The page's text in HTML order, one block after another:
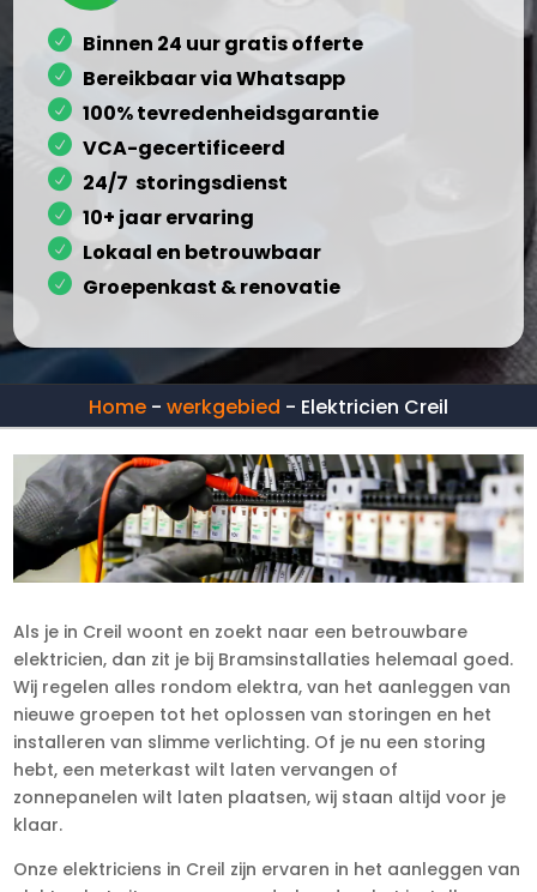
Binnen 24 uur gratis offerte
Bereikbaar via Whatsapp
100% tevredenheidsgarantie
VCA-gecertificeerd
24/7 storingsdienst
10+ jaar ervaring
Lokaal en betrouwbaar
Groepenkast & renovatie
Home - werkgebied - Elektricien Creil
Als je in Creil woont en zoekt naar een betrouwbare
elektricien, dan zit je bij Bramsinstallaties helemaal goed.
Wij regelen alles rondom elektra, van het aanleggen van
nieuwe groepen tot het oplossen van storingen en het
installeren van slimme verlichting. Of je nu een storing
hebt, een meterkast wilt laten vervangen of
zonnepanelen wilt laten plaatsen, wij staan altijd voor je
klaar.
Onze elektriciens in Creil zijn ervaren in het aanleggen van